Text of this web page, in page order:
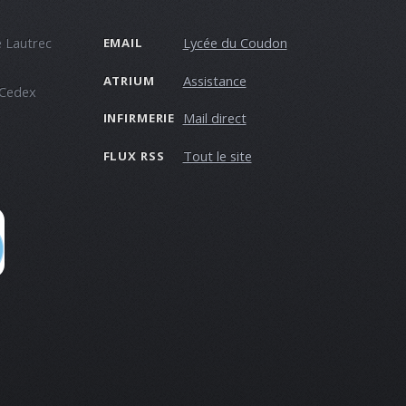
Lautrec EMAIL Lycée du Coudon
ATRIUM Assistance
INFIRMERIE Mail direct
FLUX RSS Tout le site